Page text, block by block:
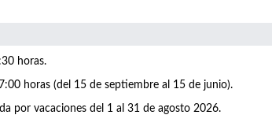
horas.
horas (del 15 de septiembre al 15 de junio).
por vacaciones del 1 al 31 de agosto 2026.